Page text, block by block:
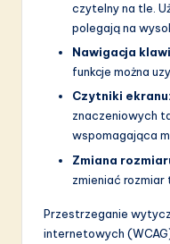
czytelny na tle.
polegają na
Nawigacja
funkcje można
Czytniki ekranu:
znaczeniowych
wspomagająca
Zmiana
zmieniać rozmiar
Przestrzeganie
internetowych